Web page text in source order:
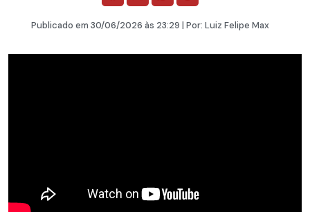
Publicado em 30/06/2026 às 23:29 | Por: Luiz Felipe Max